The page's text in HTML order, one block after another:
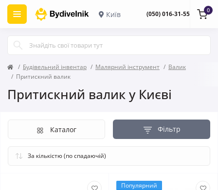
Київ (050) 016-31-55 0
Будівельний інвентар Малярний інструмент
Валик
Притискний валик
Притискний валик у Києві
Фільтр
Каталог
Популярний